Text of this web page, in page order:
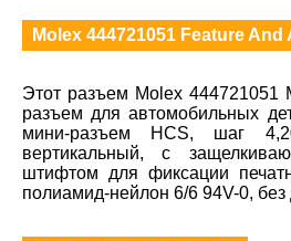
Molex 444721051 Feature
Этот разъем Molex 444721051
разъем для автомобильных
мини-разъем HCS, шаг
вертикальный, с
штифтом для фиксации
полиамид-нейлон 6/6 94V-0,